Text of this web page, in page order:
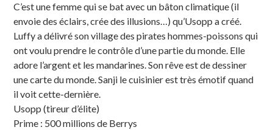
C’est une femme qui se bat avec un bâton climatique (il
envoie des éclairs, crée des illusions…) qu’Usopp a créé.
Luffy a délivré son village des pirates hommes-poissons qui
ont voulu prendre le contrôle d’une partie du monde. Elle
adore l’argent et les mandarines. Son rêve est de dessiner
une carte du monde. Sanji le cuisinier est très émotif quand
il voit cette-dernière.
Usopp (tireur d’élite)
Prime : 500 millions de Berrys